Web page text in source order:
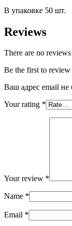
В упаковке 50 шт.
Reviews
There are no
Be the first to
Ваш адрес email не
Your rating *
Your review *
Name *
Email *